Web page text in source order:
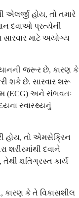
હોય, તો તમારે
દવાઓ પ્રત્યેની
માટે અયોગ્ય
જરૂર છે, કારણ કે
શકે છે. સારવાર શરૂ
(ECG) અને સંભવતઃ
સ્વાસ્થ્યનું
હોય, તો એમસેક્રિન
શરીરમાંથી દવાને
ક્ષતિગ્રસ્ત કાર્ય
કે તે વિકાસશીલ